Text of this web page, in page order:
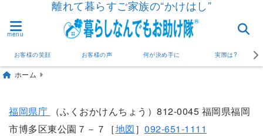
離れて暮らすご家族の“かけはし”
menu
お客様の笑顔 お客様の声 何が決め手に 実際は?
ホーム
福岡県庁
（ふくおかけんちょう）812-0045 福岡県福岡
市博多区東公園７－７［地図］ 092-651-1111